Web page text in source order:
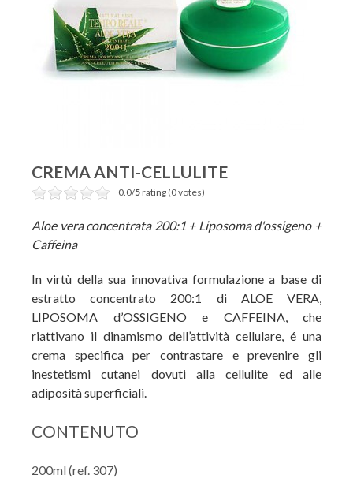
CREMA ANTI-CELLULITE
0.0/5rating (0 votes)
Aloe vera concentrata 200:1 + Liposoma d'ossigeno +
Caffeina
In virtù della sua innovativa formulazione a base di
estratto concentrato 200:1 di ALOE VERA,
LIPOSOMA d’OSSIGENO e CAFFEINA, che
riattivano il dinamismo dell’attività cellulare, é una
crema specifica per contrastare e prevenire gli
inestetismi cutanei dovuti alla cellulite ed alle
adiposità superficiali.
CONTENUTO
200ml (ref. 307)